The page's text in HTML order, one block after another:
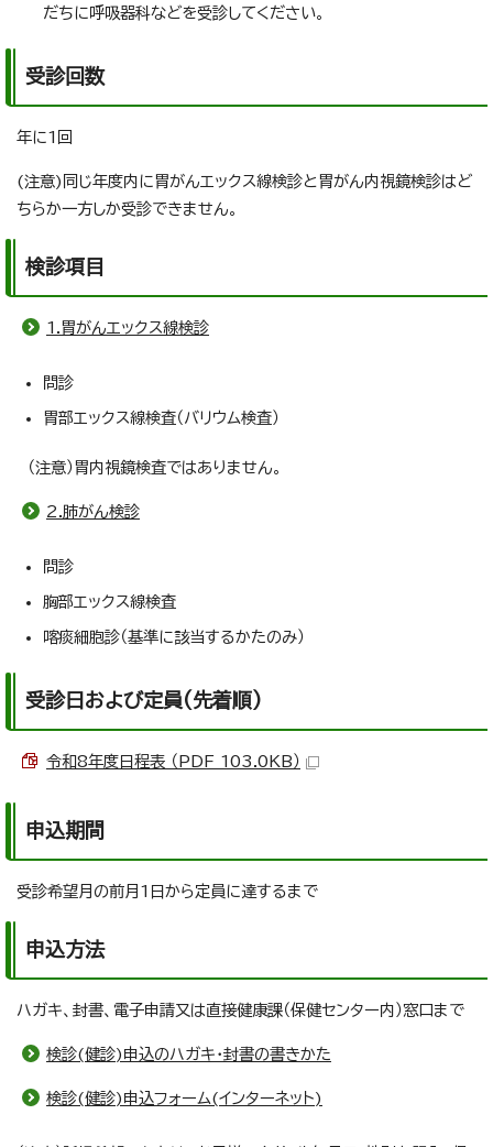
だちに呼吸器科などを受診してください。
受診回数
年に1回
(注意)同じ年度内に胃がんエックス線検診と胃がん内視鏡検診はど
ちらか一方しか受診できません。
検診項目
1.胃がんエックス線検診
問診
胃部エックス線検査（バリウム検査）
（注意）胃内視鏡検査ではありません。
2.肺がん検診
問診
胸部エックス線検査
喀痰細胞診（基準に該当するかたのみ）
受診日および定員(先着順)
令和8年度日程表 （PDF 103.0KB）
申込期間
受診希望月の前月1日から定員に達するまで
申込方法
ハガキ、封書、電子申請又は直接健康課（保健センター内）窓口まで
検診(健診)申込のハガキ・封書の書きかた
検診(健診)申込フォーム(インターネット)